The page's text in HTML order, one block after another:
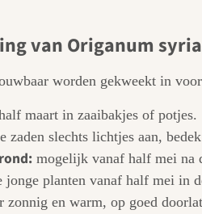
van Origanum
worden gekweekt in
maart in zaaibakjes of potjes.
zaden slechts lichtjes aan,
mogelijk vanaf half mei na
jonge planten vanaf half mei in
zonnig en warm, op goed